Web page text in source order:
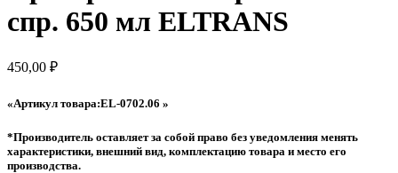
спр. 650 мл ELTRANS
450,00 ₽
«Артикул товара:EL-0702.06 »
*Производитель оставляет за собой право без уведомления менять
характеристики, внешний вид, комплектацию товара и место его
производства.